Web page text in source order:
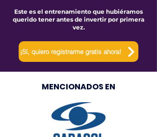
Este es el entrenamiento que hubiéramos
querido tener antes de invertir por primera
vez.
¡Sí, quiero registrarme gratis ahora!
MENCIONADOS EN